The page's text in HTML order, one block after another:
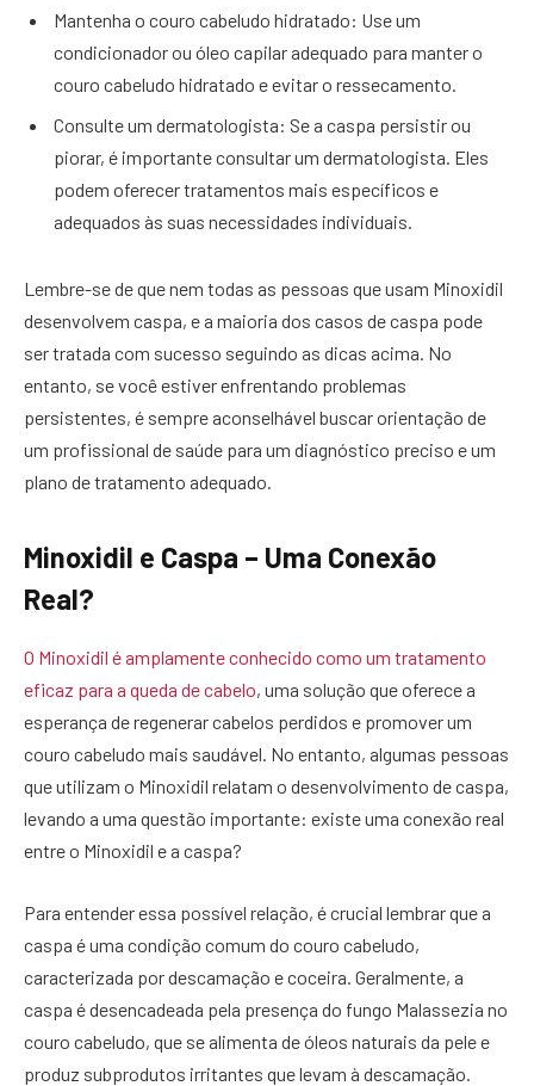
Mantenha o couro cabeludo hidratado: Use um
condicionador ou óleo capilar adequado para manter o
couro cabeludo hidratado e evitar o ressecamento.
Consulte um dermatologista: Se a caspa persistir ou
piorar, é importante consultar um dermatologista. Eles
podem oferecer tratamentos mais específicos e
adequados às suas necessidades individuais.
Lembre-se de que nem todas as pessoas que usam Minoxidil
desenvolvem caspa, e a maioria dos casos de caspa pode
ser tratada com sucesso seguindo as dicas acima. No
entanto, se você estiver enfrentando problemas
persistentes, é sempre aconselhável buscar orientação de
um profissional de saúde para um diagnóstico preciso e um
plano de tratamento adequado.
Minoxidil e Caspa – Uma Conexão
Real?
O Minoxidil é amplamente conhecido como um tratamento
eficaz para a queda de cabelo, uma solução que oferece a
esperança de regenerar cabelos perdidos e promover um
couro cabeludo mais saudável. No entanto, algumas pessoas
que utilizam o Minoxidil relatam o desenvolvimento de caspa,
levando a uma questão importante: existe uma conexão real
entre o Minoxidil e a caspa?
Para entender essa possível relação, é crucial lembrar que a
caspa é uma condição comum do couro cabeludo,
caracterizada por descamação e coceira. Geralmente, a
caspa é desencadeada pela presença do fungo Malassezia no
couro cabeludo, que se alimenta de óleos naturais da pele e
produz subprodutos irritantes que levam à descamação.